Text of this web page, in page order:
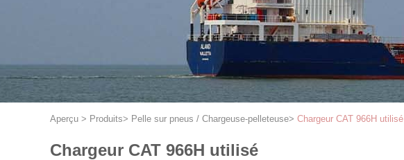
Aperçu > Produits> Pelle sur pneus / Chargeuse-pelleteuse> Chargeur CAT 966H utilisé
Chargeur CAT 966H utilisé